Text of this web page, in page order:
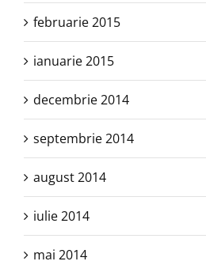
februarie 2015
ianuarie 2015
decembrie 2014
septembrie 2014
august 2014
iulie 2014
mai 2014